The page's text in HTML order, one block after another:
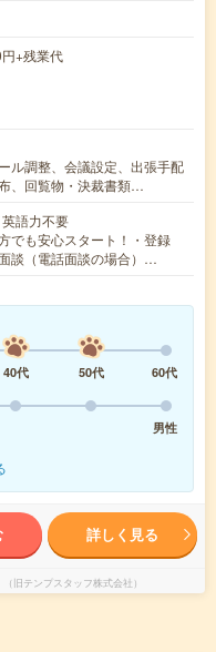
+残業代
ル調整、会議設定、出張手配
、回覧物・決裁書類…
語力不要
でも安心スタート！・登録
談（電話面談の場合）…
40代 50代
60代
男性
詳しく見る
旧テンプスタッフ株式会社）